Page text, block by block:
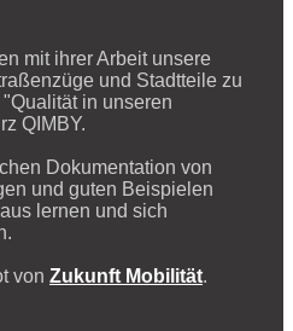
mit ihrer Arbeit unsere
und Stadtteile zu
in unseren
QIMBY.
Dokumentation von
und guten Beispielen
lernen und sich
von Zukunft Mobilität.